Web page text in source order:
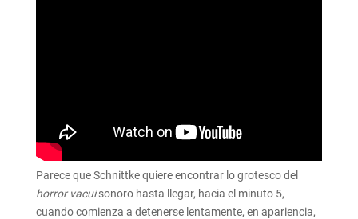
Parece que Schnittke quiere encontrar lo grotesco del
horror vacuisonoro hasta llegar, hacia el minuto 5,
cuando comienza a detenerse lentamente, en apariencia,